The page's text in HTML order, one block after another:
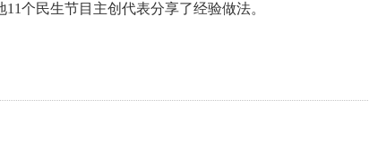
个民生节目主创代表分享了经验做法。